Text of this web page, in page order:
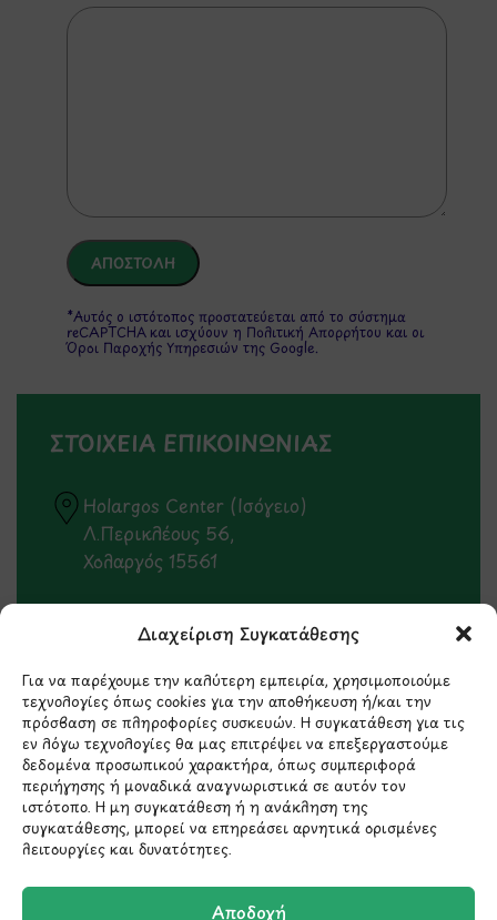
Διαχείριση Συγκατάθεσης
Για να παρέχουμε την καλύτερη εμπειρία, χρησιμοποιούμε
τεχνολογίες όπως cookies για την αποθήκευση ή/και την
πρόσβαση σε πληροφορίες συσκευών. Η συγκατάθεση για τις
εν λόγω τεχνολογίες θα μας επιτρέψει να επεξεργαστούμε
δεδομένα προσωπικού χαρακτήρα, όπως συμπεριφορά
περιήγησης ή μοναδικά αναγνωριστικά σε αυτόν τον
ιστότοπο. Η μη συγκατάθεση ή η ανάκληση της
συγκατάθεσης, μπορεί να επηρεάσει αρνητικά ορισμένες
λειτουργίες και δυνατότητες.
Αποδοχή
*Αυτός ο ιστότοπος προστατεύεται από το σύστημα
reCAPTCHA και ισχύουν η Πολιτική Απορρήτου και οι
Όροι Παροχής Υπηρεσιώντης Google.
ΣΤΟΙΧΕΙΑ ΕΠΙΚΟΙΝΩΝΙΑΣ
Holargos Center (Ισόγειο)
Λ.Περικλέους 56,
Χολαργός 15561
210 6522282
info@ypografi.com
Έχετε ερωτήσεις σχετικά με ένα προϊόν ή μια
παραγγελία; Στείλτε μας ένα email και θα
επικοινωνήσουμε σύντομα μαζί σας.